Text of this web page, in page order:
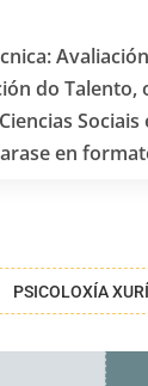
do Talento,
en
PSICOLOXÍA